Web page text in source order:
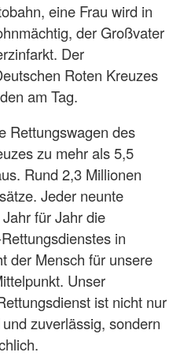
eine Frau wird in
der Großvater
Der
Roten Kreuzes
am Tag.
Rettungswagen des
zu mehr als 5,5
Rund 2,3 Millionen
Jeder neunte
für Jahr die
in
der Mensch für unsere
Unser
ist nicht nur
zuverlässig, sondern